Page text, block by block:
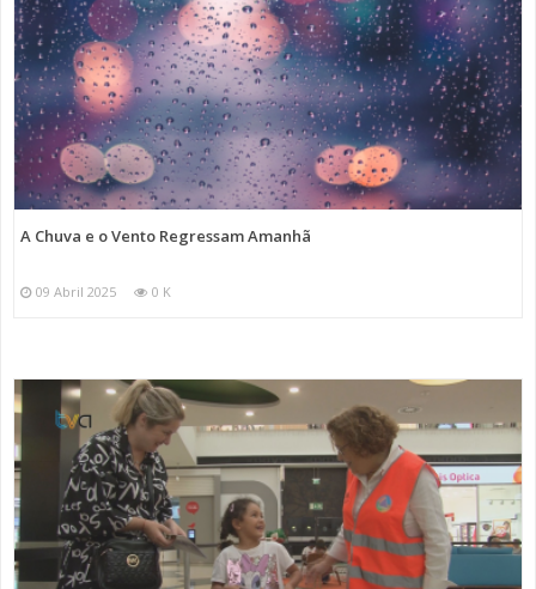
A Chuva e o Vento Regressam Amanhã
09 Abril 2025 0 K